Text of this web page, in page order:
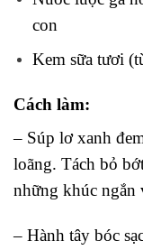
con
Kem sữa tươi
Cách làm:
– Súp lơ xanh
loãng. Tách bỏ
những khúc ngắn
– Hành tây bóc